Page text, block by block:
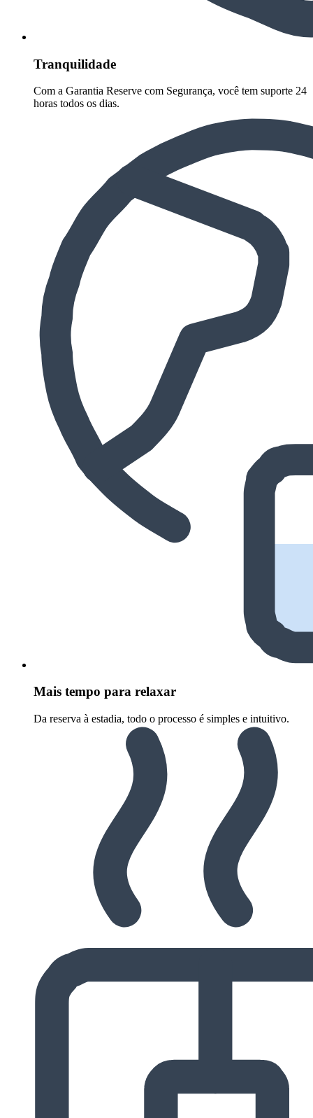
Tranquilidade
Com a Garantia Reserve com Segurança, você tem suporte 24
horas todos os dias.
Mais tempo para relaxar
Da reserva à estadia, todo o processo é simples e intuitivo.